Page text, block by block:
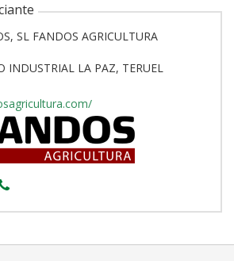
SL FANDOS AGRICULTURA
INDUSTRIAL LA PAZ, TERUEL